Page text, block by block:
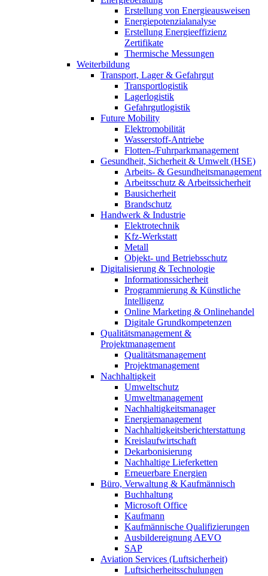
Erstellung von Energieausweisen
Energiepotenzialanalyse
Erstellung Energieeffizienz
Zertifikate
Thermische Messungen
Weiterbildung
Transport, Lager & Gefahrgut
Transportlogistik
Lagerlogistik
Gefahrgutlogistik
Future Mobility
Elektromobilität
Wasserstoff-Antriebe
Flotten-/Fuhrparkmanagement
Gesundheit, Sicherheit & Umwelt (HSE)
Arbeits- & Gesundheitsmanagement
Arbeitsschutz & Arbeitssicherheit
Bausicherheit
Brandschutz
Handwerk & Industrie
Elektrotechnik
Kfz-Werkstatt
Metall
Objekt- und Betriebsschutz
Digitalisierung & Technologie
Informationssicherheit
Programmierung & Künstliche
Intelligenz
Online Marketing & Onlinehandel
Digitale Grundkompetenzen
Qualitätsmanagement &
Projektmanagement
Qualitätsmanagement
Projektmanagement
Nachhaltigkeit
Umweltschutz
Umweltmanagement
Nachhaltigkeitsmanager
Energiemanagement
Nachhaltigkeitsberichterstattung
Kreislaufwirtschaft
Dekarbonisierung
Nachhaltige Lieferketten
Erneuerbare Energien
Büro, Verwaltung & Kaufmännisch
Buchhaltung
Microsoft Office
Kaufmann
Kaufmännische Qualifizierungen
Ausbildereignung AEVO
SAP
Aviation Services (Luftsicherheit)
Luftsicherheitsschulungen